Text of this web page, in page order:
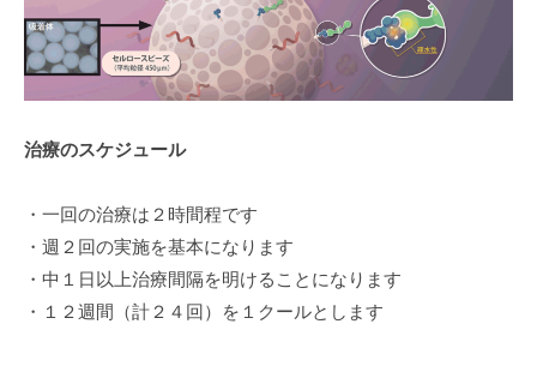
治療のスケジュール
・一回の治療は２時間程です
・週２回の実施を基本になります
・中１日以上治療間隔を明けることになります
・１２週間（計２４回）を１クールとします